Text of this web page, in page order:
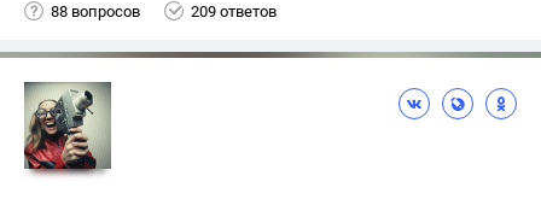
88 вопросов 209 ответов